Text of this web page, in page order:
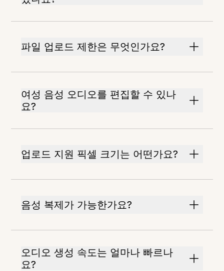
파일 업로드 제한은 무엇인가요?
여성 음성 오디오를 편집할 수 있나
요?
업로드 지원 픽셀 크기는 어떤가요?
음성 복제가 가능한가요?
오디오 생성 속도는 얼마나 빠르나
요?